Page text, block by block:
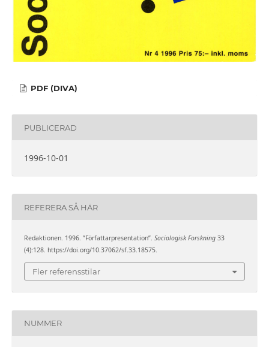
PDF (DIVA)
PUBLICERAD
1996-10-01
REFERERA SÅ HÄR
Redaktionen. 1996. ”Författarpresentation”. Sociologisk Forskning33
(4):128. https://doi.org/10.37062/sf.33.18575.
Fler referensstilar
NUMMER